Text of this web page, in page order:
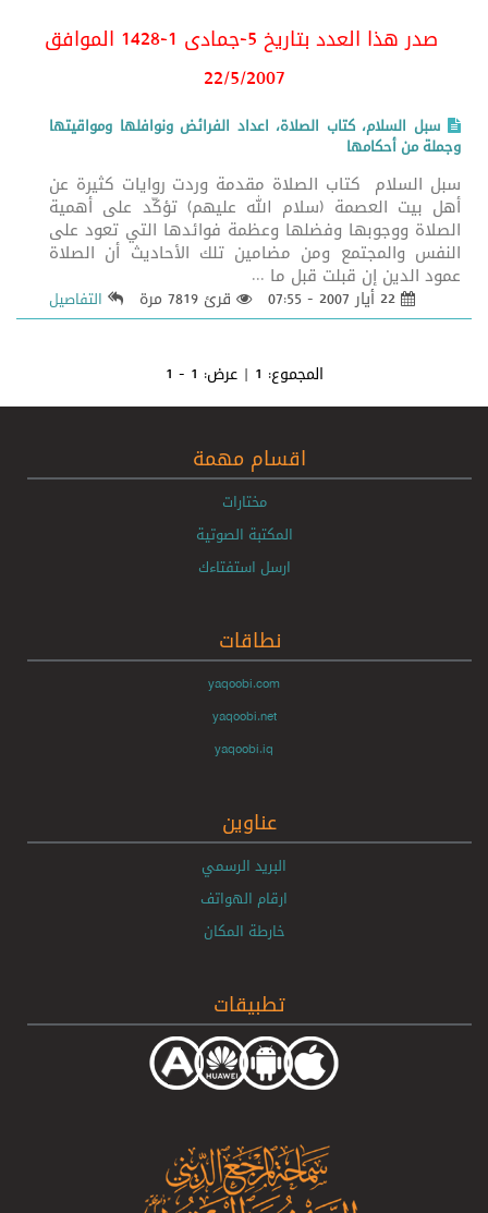
صدر هذا العدد بتاريخ 5-جمادى 1-1428 الموافق
22/5/2007
سبل السلام، كتاب الصلاة، اعداد الفرائض ونوافلها ومواقيتها
وجملة من أحكامها
سبل السلام كتاب الصلاة مقدمة وردت روايات كثيرة عن
أهل بيت العصمة (سلام الله عليهم) تؤكّد على أهمية
الصلاة ووجوبها وفضلها وعظمة فوائدها التي تعود على
النفس والمجتمع ومن مضامين تلك الأحاديث أن الصلاة
عمود الدين إن قبلت قبل ما ...
قرئ 7819 مرة التفاصيل
المجموع: 1 | عرض: 1 - 1
اقسام مهمة
مختارات
المكتبة الصوتية
ارسل استفتاءك
نطاقات
yaqoobi.com
yaqoobi.net
yaqoobi.iq
عناوين
البريد الرسمي
ارقام الهواتف
خارطة المكان
تطبيقات